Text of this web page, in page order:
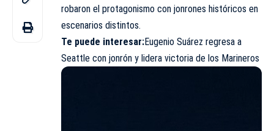
robaron el protagonismo con jonrones históricos en
escenarios distintos.
Te puede interesar:Eugenio Suárez regresa a
Seattle con jonrón y lidera victoria de los Marineros